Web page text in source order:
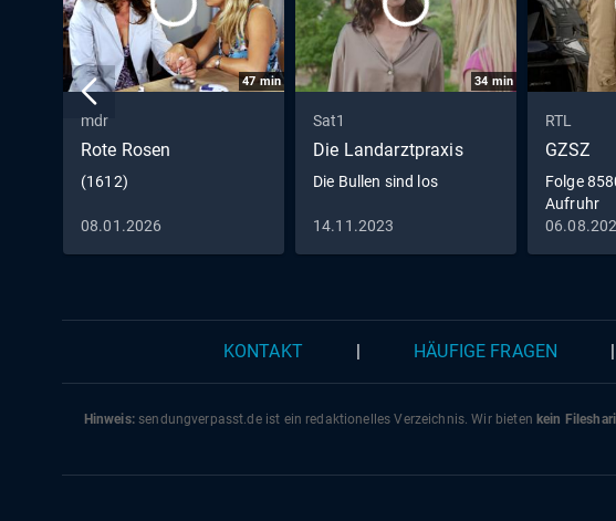
bereits
Erbe zu
mit. Und
Julius
mit
arbeitet,
47min
mdr
Rote Rosen
(1612)
08.01.2026
34 min
Sat1
Die Landarztpraxis
Die Bullen sind los
14.11.2023
RTL
GZSZ
Folge
Aufruhr
KONTAKT HÄUFIGE FRAGEN
Hinweis:sendungverpasst.deist ein redaktionelles Verzeichnis. Wir bieten kein